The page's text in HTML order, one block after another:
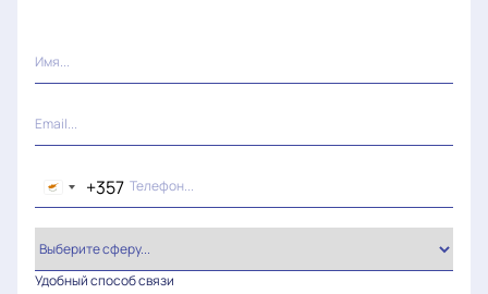
Cyprus
+357
+357
Удобный способ связи